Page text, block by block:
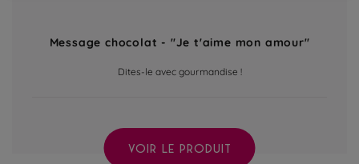
Message chocolat - "Je t'aime mon amour"
Dites-le avec gourmandise !
VOIR LE PRODUIT